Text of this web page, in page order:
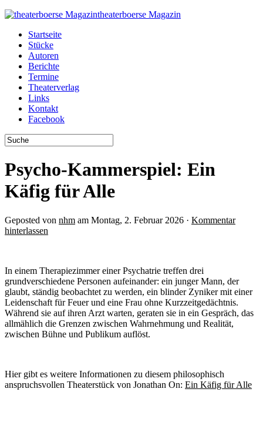
theaterboerse Magazin
Startseite
Stücke
Autoren
Berichte
Termine
Theaterverlag
Links
Kontakt
Facebook
Psycho-Kammerspiel: Ein
Käfig für Alle
Geposted von nhm am Montag, 2. Februar 2026 · Kommentar
hinterlassen
In einem Therapiezimmer einer Psychatrie treffen drei
grundverschiedene Personen aufeinander: ein junger Mann, der
glaubt, ständig beobachtet zu werden, ein blinder Zyniker mit einer
Leidenschaft für Feuer und eine Frau ohne Kurzzeitgedächtnis.
Während sie auf ihren Arzt warten, geraten sie in ein Gespräch, das
allmählich die Grenzen zwischen Wahrnehmung und Realität,
zwischen Bühne und Publikum auflöst.
Hier gibt es weitere Informationen zu diesem philosophisch
anspruchsvollen Theaterstück von Jonathan On: Ein Käfig für Alle